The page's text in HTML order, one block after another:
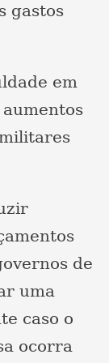
gastos
em
de
uma
caso o
ocorra